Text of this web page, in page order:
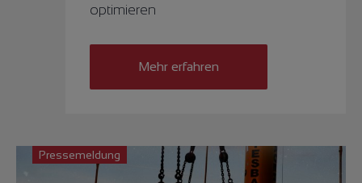
optimieren
Mehr erfahren
Pressemeldung